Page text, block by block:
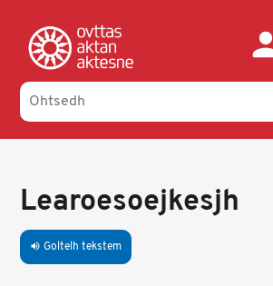
main
content
Learoesoejkesjh
volume_up Goltelh tekstem